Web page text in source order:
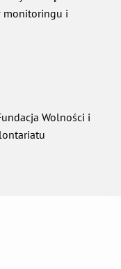
monitoringu i
Wolności i